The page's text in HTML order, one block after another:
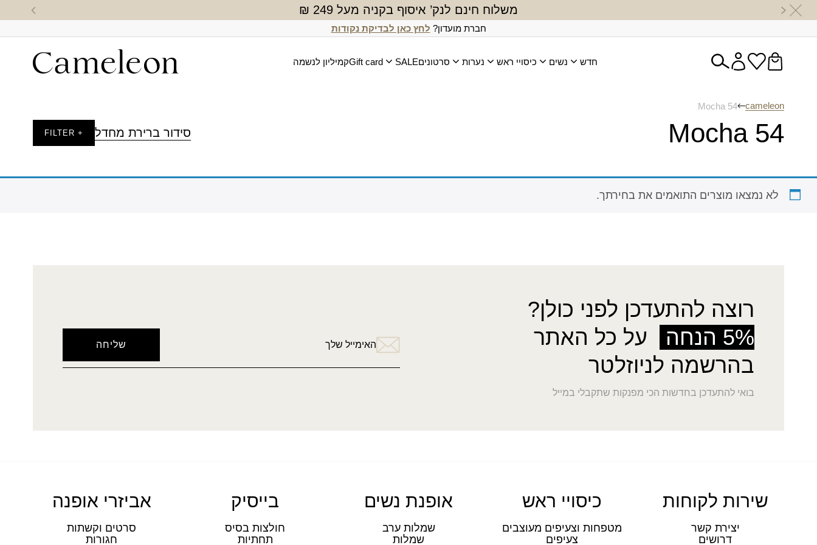
משלוח חינם לנק’ איסוף בקניה מעל 249 ₪
חברת מועדון? לחץ כאן לבדיקת נקודות
חדש נשים כיסויי ראש נערות סרטוניםSALE
Gift cardקמיליון לנשמה
cameleon
Mocha 54
Mocha 54 סידור ברירת מחדל + FILTER
לא נמצאו מוצרים התואמים את בחירתך.
רוצה להתעדכן לפני כולן?
5% הנחה
על כל האתר
בהרשמה לניוזלטר
בואי להתעדכן בחדשות הכי מפנקות שתקבלי במייל
האימייל שלך
שירות לקוחות
יצירת קשר
דרושים
כיסויי ראש
מטפחות וצעיפים מעוצבים
צעיפים
אופנת נשים
שמלות ערב
שמלות
בייסיק
חולצות בסיס
תחתיות
אביזרי אופנה
סרטים וקשתות
חגורות